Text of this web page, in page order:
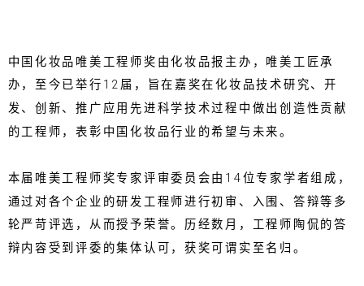
中国化妆品唯美工程师奖由化妆品报主办，唯美工匠承
办，至今已举行12届，旨在嘉奖在化妆品技术研究、开
发、创新、推广应用先进科学技术过程中做出创造性贡献
的工程师，表彰中国化妆品行业的希望与未来。
本届唯美工程师奖专家评审委员会由14位专家学者组成，
通过对各个企业的研发工程师进行初审、入围、答辩等多
轮严苛评选，从而授予荣誉。历经数月，工程师陶侃的答
辩内容受到评委的集体认可，获奖可谓实至名归。